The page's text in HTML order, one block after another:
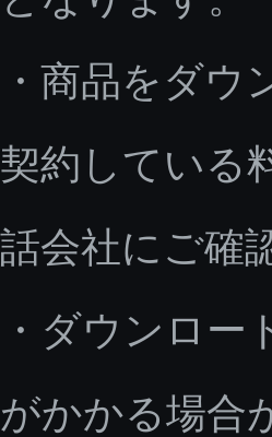
・商品をダ
契約している
話会社にご確
・ダウンロ
がかかる場合